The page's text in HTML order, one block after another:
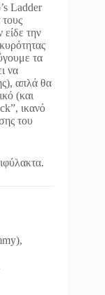
Ladder
την
τα
να
απλά θα
(και
ικανό
του